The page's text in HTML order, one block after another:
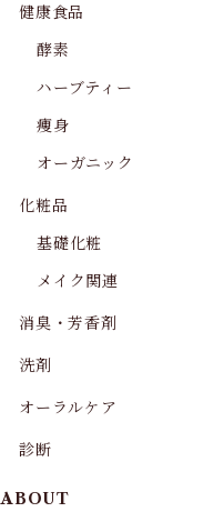
健康食品
酵素
ハーブティー
痩身
オーガニック
化粧品
基礎化粧
メイク関連
消臭・芳香剤
洗剤
オーラルケア
診断
ABOUT